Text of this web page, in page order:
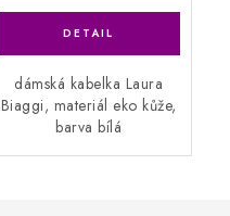
dámská kabelka Laura
Biaggi, materiál eko kůže,
barva bílá